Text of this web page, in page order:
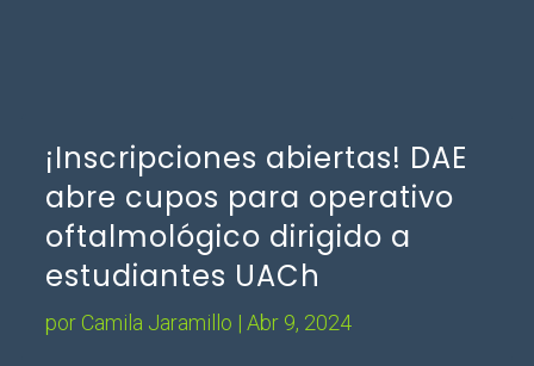
¡Inscripciones abiertas! DAE
abre cupos para operativo
oftalmológico dirigido a
estudiantes UACh
por Camila Jaramillo | Abr 9, 2024